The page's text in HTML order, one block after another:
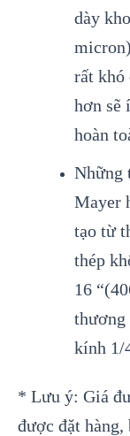
dày
rất khó
hơn sẽ
hoàn
Những
Mayer
tạo từ
thép
16
thương
kính 1/
* Lưu ý: Giá
được đặt